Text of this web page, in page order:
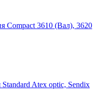
Compact 3610 (Вал), 3620
Atex optic, Sendix